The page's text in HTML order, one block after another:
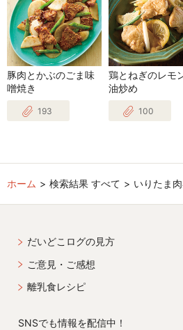
豚肉とかぶのごま味
噌焼き
193
鶏とねぎのレモ
油炒め
100
ホーム 検索結果 すべて いりたま
だいどこログの見方
ご意見・ご感想
離乳食レシピ
SNSでも情報を配信中！